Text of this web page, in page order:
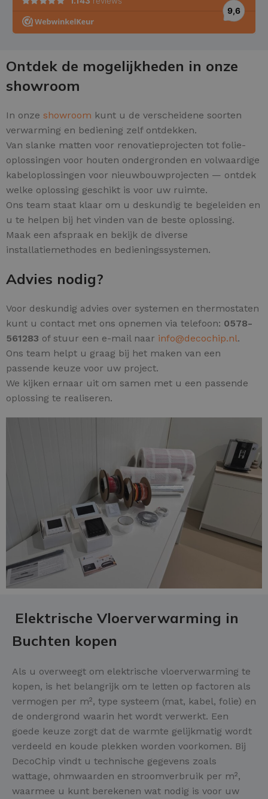
Ontdek de mogelijkheden in onze
showroom
In onze showroom kunt u de verscheidene soorten
verwarming en bediening zelf ontdekken.
Van slanke matten voor renovatieprojecten tot folie-
oplossingen voor houten ondergronden en volwaardige
kabeloplossingen voor nieuwbouwprojecten — ontdek
welke oplossing geschikt is voor uw ruimte.
Ons team staat klaar om u deskundig te begeleiden en
u te helpen bij het vinden van de beste oplossing.
Maak een afspraak en bekijk de diverse
installatiemethodes en bedieningssystemen.
Advies nodig?
Voor deskundig advies over systemen en thermostaten
kunt u contact met ons opnemen via telefoon: 0578-
561283 of stuur een e-mail naar info@decochip.nl.
Ons team helpt u graag bij het maken van een
passende keuze voor uw project.
We kijken ernaar uit om samen met u een passende
oplossing te realiseren.
Elektrische Vloerverwarming in
Buchten kopen
Als u overweegt om elektrische vloerverwarming te
kopen, is het belangrijk om te letten op factoren als
vermogen per m², type systeem (mat, kabel, folie) en
de ondergrond waarin het wordt verwerkt. Een
goede keuze zorgt dat de warmte gelijkmatig wordt
verdeeld en koude plekken worden voorkomen. Bij
DecoChip vindt u technische gegevens zoals
wattage, ohmwaarden en stroomverbruik per m²,
waarmee u kunt berekenen wat nodig is voor uw